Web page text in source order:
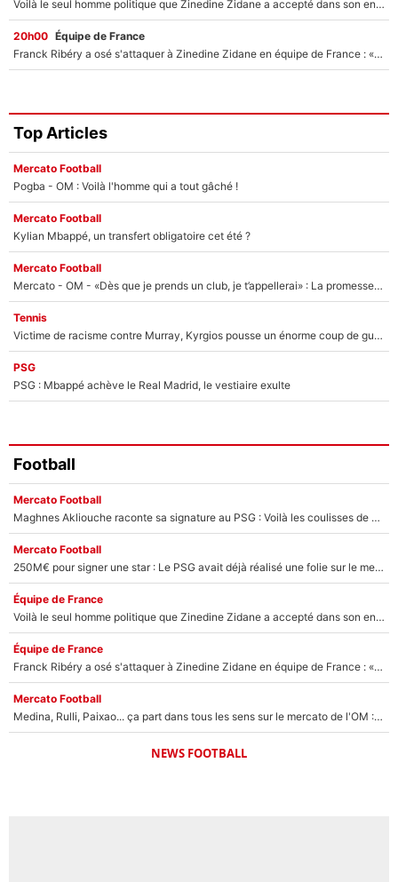
Voilà le seul homme politique que Zinedine Zidane a accepté dans son entourage : «Je garde un très bon souvenir de lui»
20h00 Équipe de France
Franck Ribéry a osé s'attaquer à Zinedine Zidane en équipe de France : «Je n'aurais jamais fait ça»
Top Articles
Mercato Football
Pogba - OM : Voilà l'homme qui a tout gâché !
Mercato Football
Kylian Mbappé, un transfert obligatoire cet été ?
Mercato Football
Mercato - OM - «Dès que je prends un club, je t’appellerai» : La promesse de Marcelino au moment de claquer la porte
Tennis
Victime de racisme contre Murray, Kyrgios pousse un énorme coup de gueule !
PSG
PSG : Mbappé achève le Real Madrid, le vestiaire exulte
Football
Mercato Football
Maghnes Akliouche raconte sa signature au PSG : Voilà les coulisses de son transfert de rêve à 50M€
Mercato Football
250M€ pour signer une star : Le PSG avait déjà réalisé une folie sur le mercato bien avant Neymar !
Équipe de France
Voilà le seul homme politique que Zinedine Zidane a accepté dans son entourage : «Je garde un très bon souvenir de lui»
Équipe de France
Franck Ribéry a osé s'attaquer à Zinedine Zidane en équipe de France : «Je n'aurais jamais fait ça»
Mercato Football
Medina, Rulli, Paixao... ça part dans tous les sens sur le mercato de l'OM : Frank McCourt va enfin récupérer l'argent qu'il attend ?
NEWS FOOTBALL